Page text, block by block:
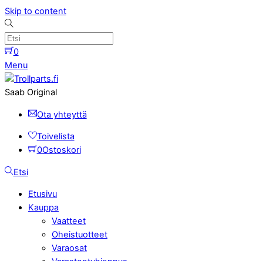
Skip to content
0
Menu
Saab Original
Ota yhteyttä
Toivelista
0Ostoskori
Etsi
Etusivu
Kauppa
Vaatteet
Oheistuotteet
Varaosat